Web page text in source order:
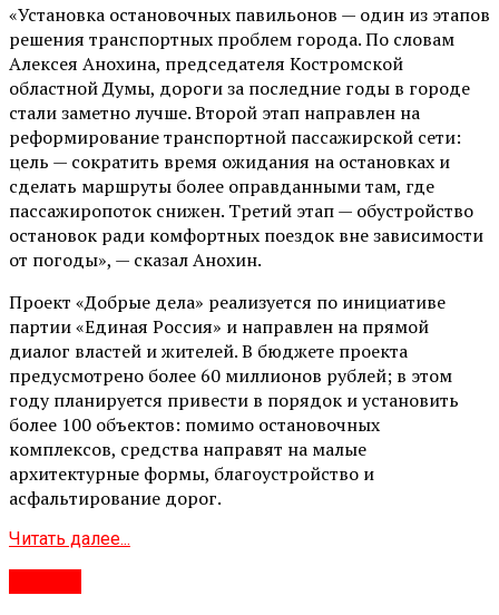
«Установка остановочных павильонов — один из этапов
решения транспортных проблем города. По словам
Алексея Анохина, председателя Костромской
областной Думы, дороги за последние годы в городе
стали заметно лучше. Второй этап направлен на
реформирование транспортной пассажирской сети:
цель — сократить время ожидания на остановках и
сделать маршруты более оправданными там, где
пассажиропоток снижен. Третий этап — обустройство
остановок ради комфортных поездок вне зависимости
от погоды», — сказал Анохин.
Проект «Добрые дела» реализуется по инициативе
партии «Единая Россия» и направлен на прямой
диалог властей и жителей. В бюджете проекта
предусмотрено более 60 миллионов рублей; в этом
году планируется привести в порядок и установить
более 100 объектов: помимо остановочных
комплексов, средства направят на малые
архитектурные формы, благоустройство и
асфальтирование дорог.
Читать далее...